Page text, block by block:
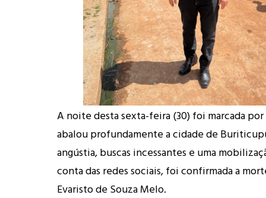
A noite desta sexta-feira (30) foi marcada
abalou profundamente a cidade de
angústia, buscas incessantes e uma
conta das redes sociais, foi confirmada a
Evaristo de Souza Melo.